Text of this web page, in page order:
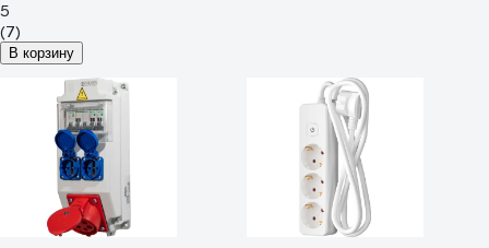
5
(7)
В корзину